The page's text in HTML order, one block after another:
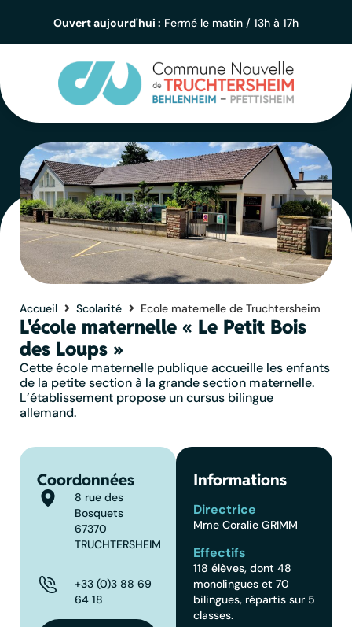
Ouvert aujourd'hui : Fermé le matin / 13h à 17h
Accueil Scolarité Ecole maternelle de Truchtersheim
L'école maternelle « Le Petit Bois
des Loups »
Cette école maternelle publique accueille les enfants
de la petite section à la grande section maternelle.
L’établissement propose un cursus bilingue
allemand.
Coordonnées
8 rue des
Bosquets
67370
TRUCHTERSHEIM
+33 (0)3 88 69
64 18
Informations
Directrice
Mme Coralie GRIMM
Effectifs
118 élèves, dont 48
monolingues et 70
bilingues, répartis sur 5
classes.